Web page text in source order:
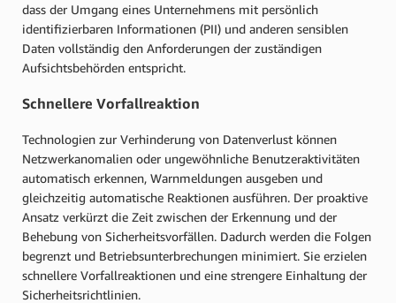
dass der Umgang eines Unternehmens mit persönlich
identifizierbaren Informationen (PII) und anderen sensiblen
Daten vollständig den Anforderungen der zuständigen
Aufsichtsbehörden entspricht.
Schnellere Vorfallreaktion
Technologien zur Verhinderung von Datenverlust können
Netzwerkanomalien oder ungewöhnliche Benutzeraktivitäten
automatisch erkennen, Warnmeldungen ausgeben und
gleichzeitig automatische Reaktionen ausführen. Der proaktive
Ansatz verkürzt die Zeit zwischen der Erkennung und der
Behebung von Sicherheitsvorfällen. Dadurch werden die Folgen
begrenzt und Betriebsunterbrechungen minimiert. Sie erzielen
schnellere Vorfallreaktionen und eine strengere Einhaltung der
Sicherheitsrichtlinien.